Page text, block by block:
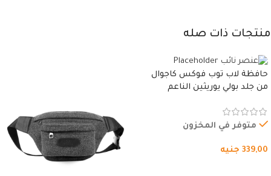
منتجات ذات صله
حافظة لاب توب فوكس كاجوال
من جلد بولي يوريثين الناعم
وسوستة.
متوفر في المخزون
339,00 جنيه